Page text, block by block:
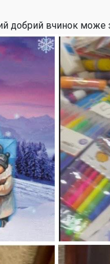
добрий вчинок може